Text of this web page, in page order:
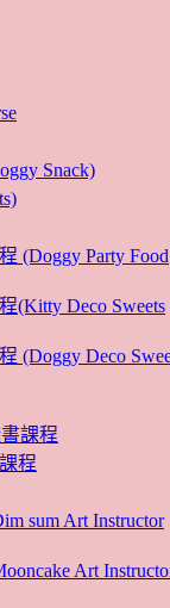
Snack)
(Doggy Party Food
(Kitty Deco Sweets
(Doggy Deco
課程
程
sum Art Instructor
Art